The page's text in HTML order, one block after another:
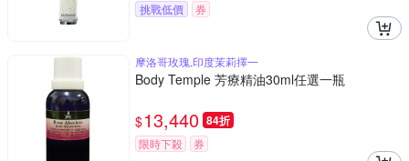
挑戰低價 券
摩洛哥玫瑰,印度茉莉擇一
Body Temple 芳療精油30ml任選一瓶
$13,440 84折
限時下殺 券